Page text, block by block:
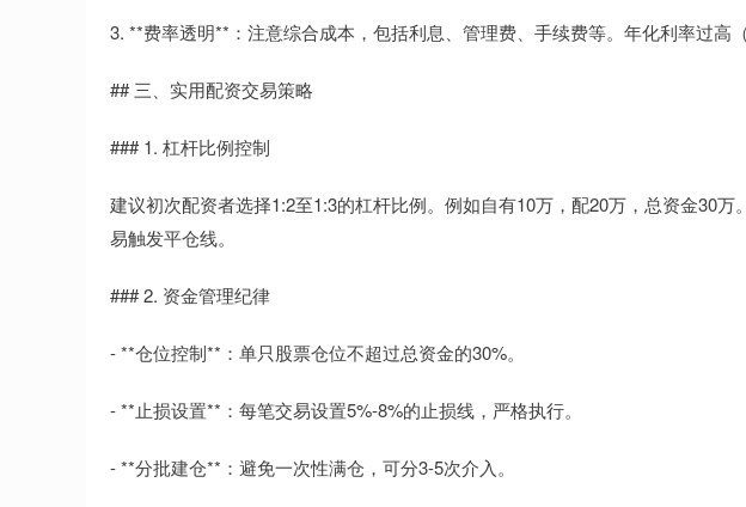
3. **费率透明**：注意综合成本，包括利息、管理费、手续费等。年化利率过高
## 三、实用配资交易策略
### 1. 杠杆比例控制
建议初次配资者选择1:2至1:3的杠杆比例。例如自有10万，配20万，总资金30
易触发平仓线。
### 2. 资金管理纪律
- **仓位控制**：单只股票仓位不超过总资金的30%。
- **止损设置**：每笔交易设置5%-8%的止损线，严格执行。
- **分批建仓**：避免一次性满仓，可分3-5次介入。